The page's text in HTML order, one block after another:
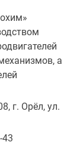
а
г. Орёл, ул.
43